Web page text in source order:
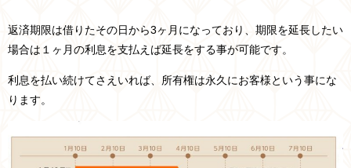
返済期限は借りたその日から3ヶ月になっており、期限を延長したい
場合は１ヶ月の利息を支払えば延長をする事が可能です。
利息を払い続けてさえいれば、所有権は永久にお客様という事にな
ります。